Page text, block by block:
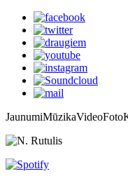
JaunumiMūzikaVideoFoto